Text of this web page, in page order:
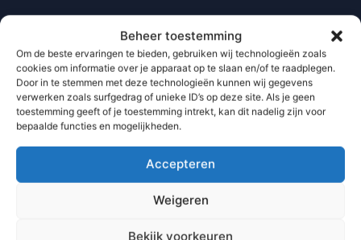
Beheer toestemming
Om de beste ervaringen te bieden, gebruiken wij technologieën zoals
cookies om informatie over je apparaat op te slaan en/of te raadplegen.
Door in te stemmen met deze technologieën kunnen wij gegevens
verwerken zoals surfgedrag of unieke ID’s op deze site. Als je geen
toestemming geeft of je toestemming intrekt, kan dit nadelig zijn voor
bepaalde functies en mogelijkheden.
Accepteren
Weigeren
Bekijk voorkeuren